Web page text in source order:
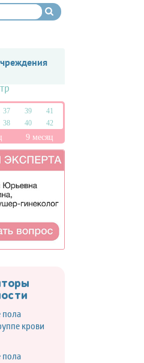
37 39
41
38 40 42
9 месяц
пола
крови
пола